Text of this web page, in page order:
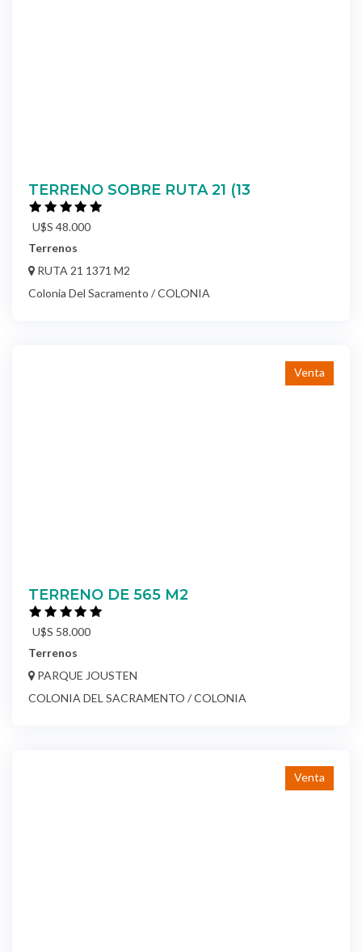
TERRENO SOBRE RUTA 21 (13
U$S 48.000
Terrenos
RUTA 21 1371 M2
Colonia Del Sacramento / COLONIA
Venta
TERRENO DE 565 M2
U$S 58.000
Terrenos
PARQUE JOUSTEN
COLONIA DEL SACRAMENTO / COLONIA
Venta